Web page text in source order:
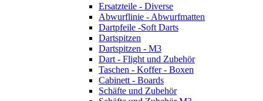
Ersatzteile - Diverse
Abwurflinie - Abwurfmatten
Dartpfeile -Soft Darts
Dartspitzen
Dartspitzen - M3
Dart - Flight und Zubehör
Taschen - Koffer - Boxen
Cabinett - Boards
Schäfte und Zubehör